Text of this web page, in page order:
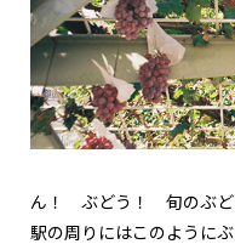
ん！ ぶどう！ 旬のぶど
駅の周りにはこのように